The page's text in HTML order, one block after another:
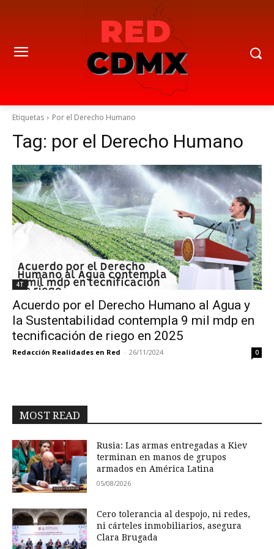
Etiquetas Por el Derecho Humano
Tag: por el Derecho Humano
4T
Acuerdo por el Derecho Humano al Agua y
la Sustentabilidad contempla 9 mil mdp en
tecnificación de riego en 2025
Redacción Realidades en Red - 26/11/2024 0
MOST READ
Rusia: Las armas entregadas a Kiev
terminan en manos de grupos
armados en América Latina
05/08/2026
Cero tolerancia al despojo, ni redes,
ni cárteles inmobiliarios, asegura
Clara Brugada